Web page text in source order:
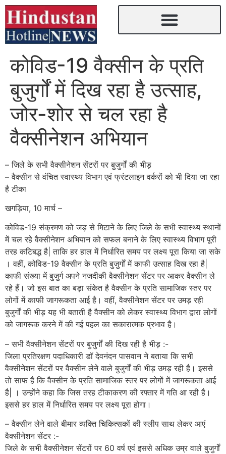
कोविड-19 वैक्सीन के प्रति
बुजुर्गों में दिख रहा है उत्साह,
जोर-शोर से चल रहा है
वैक्सीनेशन अभियान
– जिले के सभी वैक्सीनेशन सेंटरों पर बुजुर्गों की भीड़
– वैक्सीन से वंचित स्वास्थ्य विभाग एवं फ्रंटलाइन वर्करों को भी दिया जा रहा
है टीका
खगड़िया, 10 मार्च –
कोविड-19 संक्रमण को जड़ से मिटाने के लिए जिले के सभी स्वास्थ्य स्थानों
में चल रहे वैक्सीनेशन अभियान को सफल बनाने के लिए स्वास्थ्य विभाग पूरी
तरह कटिबद्ध है| ताकि हर हाल में निर्धारित समय पर लक्ष्य पूरा किया जा सके
। वहीं, कोविड-19 वैक्सीन के प्रति बुजुर्गों में काफी उत्साह दिख रहा है|
काफी संख्या में बुजुर्ग अपने नजदीकी वैक्सीनेशन सेंटर पर आकर वैक्सीन ले
रहे हैं। जो इस बात का बड़ा संकेत है वैक्सीन के प्रति सामाजिक स्तर पर
लोगों में काफी जागरूकता आई है। वहीं, वैक्सीनेशन सेंटर पर उमड़ रही
बुजुर्गों की भीड़ यह भी बताती है वैक्सीन को लेकर स्वास्थ्य विभाग द्वारा लोगों
को जागरूक करने में की गई पहल का सकारात्मक प्रभाव है।
– सभी वैक्सीनेशन सेंटरों पर बुजुर्गों की दिख रही है भीड़ :-
जिला प्रतिरक्षण पदाधिकारी डॉ देवनंदन पासवान ने बताया कि सभी
वैक्सीनेशन सेंटरों पर वैक्सीन लेने वाले बुजुर्गों की भीड़ उमड़ रही है। इससे
तो साफ है कि वैक्सीन के प्रति सामाजिक स्तर पर लोगों में जागरूकता आई
है| । उन्होंने कहा कि जिस तरह टीकाकरण की रफ्तार में गति आ रही है।
इससे हर हाल में निर्धारित समय पर लक्ष्य पूरा होगा।
– वैक्सीन लेने वाले बीमार व्यक्ति चिकित्सकों की स्लीप साथ लेकर आएं
वैक्सीनेशन सेंटर :-
जिले के सभी वैक्सीनेशन सेंटरों पर 60 वर्ष एवं इससे अधिक उम्र वाले बुजुर्गों